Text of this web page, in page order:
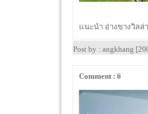
แนะนำ อ่างขางวิล
Post by : angkhang
Comment : 6